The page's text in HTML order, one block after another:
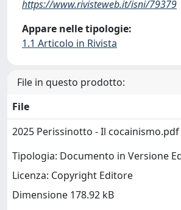
https://www.rivisteweb.it/isni/79379
Appare nelle tipologie:
1.1 Articolo in Rivista
File in questo prodotto:
File
2025 Perissinotto - Il cocainismo.pdf
Tipologia: Documento in Versione
Licenza: Copyright Editore
Dimensione 178.92 kB